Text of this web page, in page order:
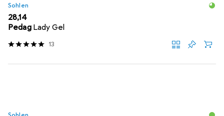
Sohlen
EUR
28,14
Pedag Lady Gel
13